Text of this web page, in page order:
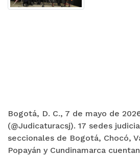
Bogotá, D. C., 7 de mayo de
(@Judicaturacsj). 17 sedes
seccionales de Bogotá, Chocó,
Popayán y Cundinamarca